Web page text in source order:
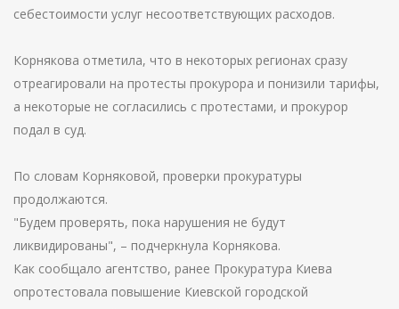
себестоимости услуг несоответствующих расходов.
Корнякова отметила, что в некоторых регионах сразу
отреагировали на протесты прокурора и понизили тарифы,
а некоторые не согласились с протестами, и прокурор
подал в суд.
По словам Корняковой, проверки прокуратуры
продолжаются.
"Будем проверять, пока нарушения не будут
ликвидированы", – подчеркнула Корнякова.
Как сообщало агентство, ранее Прокуратура Киева
опротестовала повышение Киевской городской